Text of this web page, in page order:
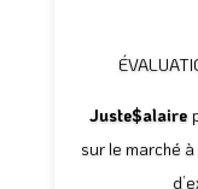
Juste$alaire
sur le marché